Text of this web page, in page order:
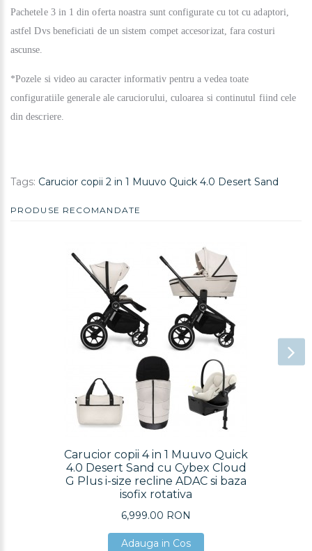
Pachetele 3 in 1 din oferta noastra sunt configurate cu tot cu adaptori,
astfel Dvs beneficiati de un sistem compet accesorizat, fara costuri
ascunse.
*Pozele si video au caracter informativ pentru a vedea toate
configuratiile generale ale caruciorului, culoarea si continutul fiind cele
din descriere.
Tags: Carucior copii 2 in 1 Muuvo Quick 4.0 Desert Sand
PRODUSE RECOMANDATE
Carucior copii 4 in 1 Muuvo Quick
4.0 Desert Sand cu Cybex Cloud
G Plus i-size recline ADAC si baza
isofix rotativa
6,999.00 RON
Adauga in Cos
Adauga in Cos